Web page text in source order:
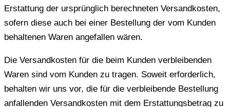
Erstattung der ursprünglich berechneten Versandkosten,
sofern diese auch bei einer Bestellung der vom Kunden
behaltenen Waren angefallen wären.
Die Versandkosten für die beim Kunden verbleibenden
Waren sind vom Kunden zu tragen. Soweit erforderlich,
behalten wir uns vor, die für die verbleibende Bestellung
anfallenden Versandkosten mit dem Erstattungsbetrag zu